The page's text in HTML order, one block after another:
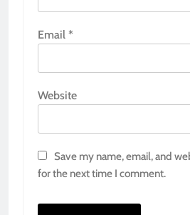
Email *
Website
Save my name, email, and
for the next time I comment.